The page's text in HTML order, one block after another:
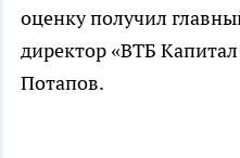
оценку получил
директор «ВТБ
Потапов.